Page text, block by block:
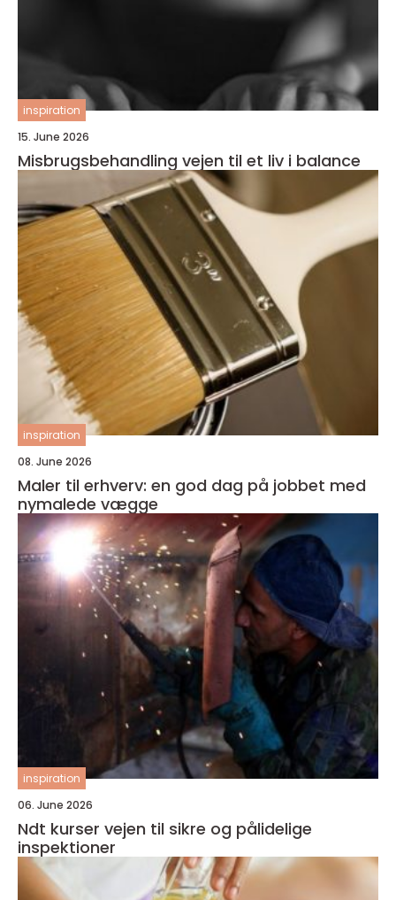
inspiration
15. June 2026
Misbrugsbehandling vejen til et liv i balance
inspiration
08. June 2026
Maler til erhverv: en god dag på jobbet med
nymalede vægge
inspiration
06. June 2026
Ndt kurser vejen til sikre og pålidelige
inspektioner